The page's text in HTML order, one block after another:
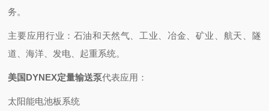
务。
主要应用行业：石油和天然气、工业、冶金、矿业、航天、隧
道、海洋、发电、起重系统。
美国DYNEX定量输送泵代表应用：
太阳能电池板系统